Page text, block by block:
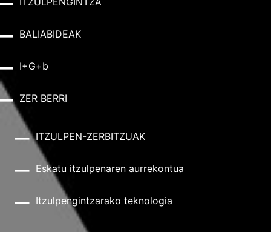
BALIABIDEAK
I+G+b
ZER BERRI
ITZULPEN-ZERBITZUAK
Eskatu itzulpenaren aurrekontua
Itzulpengintzarako teknologia